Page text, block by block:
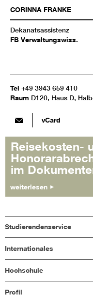
CORINNA FRANKE
Dekanatsassistenz
FB Verwaltungswiss.
Tel +49 3943 659 410
Raum D120, Haus D,
vCard
Reisekosten-
im
weiterlesen
Studierendenservice
Internationales
Hochschule
Profil